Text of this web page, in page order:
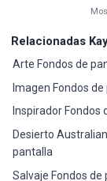
Relacionadas
Arte Fondos de
Imagen Fondos
Inspirador Fondos
Desierto
pantalla
Salvaje Fondos de